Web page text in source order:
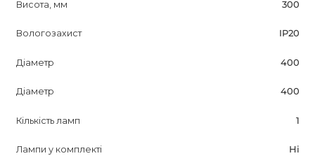
Висота, мм 300
Вологозахист IP20
Діаметр 400
Діаметр 400
Кількість ламп 1
Лампи у комплекті Ні